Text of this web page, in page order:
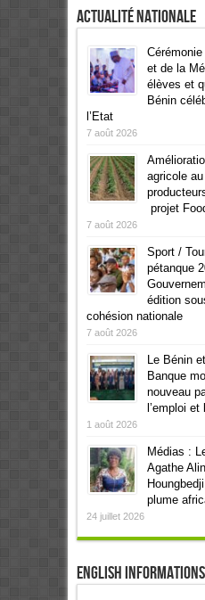
Actualité Nationale
et de la
élèves et
Bénin
l’Etat
7 août 2026
agricole
projet
7 août 2026
Sport /
pétanque
édition
cohésion nationale
7 août 2026
Le Bénin
Banque
nouveau
l’emploi
1 août 2026
Médias :
Agathe
plume
24 juillet 2026
English informations